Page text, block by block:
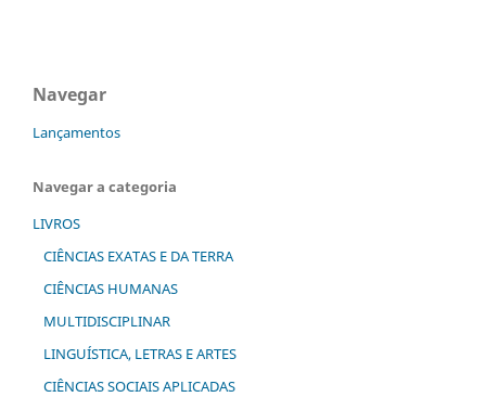
Navegar
Lançamentos
Navegar a categoria
LIVROS
CIÊNCIAS EXATAS E DA TERRA
CIÊNCIAS HUMANAS
MULTIDISCIPLINAR
LINGUÍSTICA, LETRAS E ARTES
CIÊNCIAS SOCIAIS APLICADAS